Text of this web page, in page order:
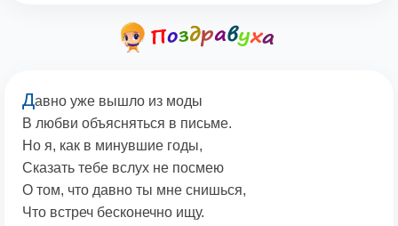
Давно уже вышло из моды
В любви объясняться в письме.
Но я, как в минувшие годы,
Сказать тебе вслух не посмею
О том, что давно ты мне снишься,
Что встреч бесконечно ищу.